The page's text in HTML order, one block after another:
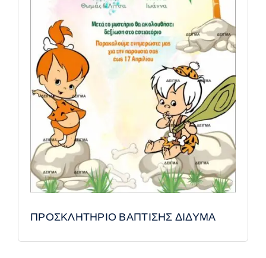
ΠΡΟΣΚΛΗΤΗΡΙΟ ΒΑΠΤΙΣΗΣ ΔΙΔΥΜΑ